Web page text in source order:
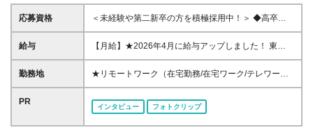
応募資格
＜未経験や第二新卒の方を積極採用中！＞ ◆高卒以
上 ◆事務経験・社会人経験がない方も歓迎 ◆初めて
の転職・第二新卒の方大歓迎 ◆英語スキル・英語資
上が未経験スタート♪ 私たちは、今までのスキルや経
験より 「やってみたい！」という気持ちを大切にし
給与
【月給】★2026年4月に給与アップしました！ 東
京 21万0000円～ 神奈川 20万2000円～ 大阪/埼玉 19
万7000円～ 千葉 19万6000円～ 愛知 19万2000円～
～ 栃木 18万2500円～ 滋賀/群馬 18万1500円～ 三
勤務地
★リモートワーク（在宅勤務/在宅ワーク/テレワー
ク）もOK 東京都内（渋谷、六本木、丸の内、新宿、
恵比寿、池袋、品川、秋葉原など）、神奈川、千葉、
埼玉、北海道、仙台、福島、新潟、栃木、群馬、つく
ば、長野、富山、静岡、名古屋、金沢、岐阜、三重、
PR
インタビュー フォトクリップ